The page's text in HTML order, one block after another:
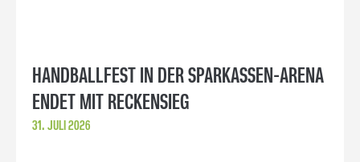
HANDBALLFEST IN DER SPARKASSEN-ARENA
ENDET MIT RECKENSIEG
31. JULI 2026